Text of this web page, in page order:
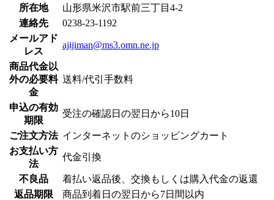
所在地
山形県米沢市駅前三丁目4-2
連絡先
0238-23-1192
メールアド
レス
ajijiman@ms3.omn.ne.jp
商品代金以
外の必要料
金
送料/代引手数料
申込の有効
期限
受注の確認日の翌日から10日
ご注文方法 インターネットのショッピングカート
お支払い方
法
代金引換
不良品
着払い返品後、交換もしくは購入代金の返還
返品期限
商品到着日の翌日から7日間以内